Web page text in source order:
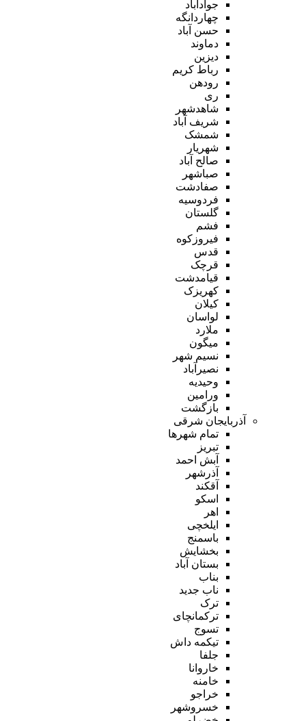
جوادآباد
چهاردانگه
حسن آباد
دماوند
دیزین
رباط کریم
رودهن
ری
شاهدشهر
شریف آباد
شمشک
شهریار
صالح آباد
صباشهر
صفادشت
فردوسیه
گلستان
فشم
فیروزکوه
قدس
قرچک
قیامدشت
کهریزک
کیلان
لواسان
ملارد
میگون
نسیم شهر
نصیرآباد
وحیدیه
ورامین
بازگشت
آذربایجان شرقی
تمام شهر‌ها
تبریز
آبش احمد
آذرشهر
آقکند
اسکو
اهر
ایلخچی
باسمنج
بخشایش
بستان آباد
بناب
ناب جدید
ترک
ترکمانچای
تسوج
تیکمه داش
جلفا
خاروانا
خامنه
خراجو
خسروشهر